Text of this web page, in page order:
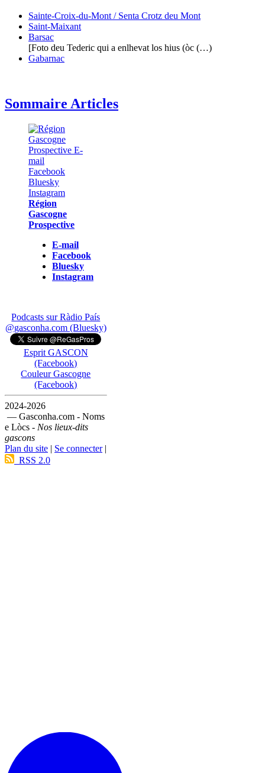
Sainte-Croix-du-Mont / Senta Crotz deu Mont
Saint-Maixant
Barsac
[Foto deu Tederic qui a enlhevat los hius (òc (…)
Gabarnac
Sommaire Articles
Région
Gascogne
Prospective
E-mail
Facebook
Bluesky
Instagram
Podcasts sur Ràdio País
@gasconha.com (Bluesky)
Esprit GASCON
(Facebook)
Couleur Gascogne
(Facebook)
2024-2026
— Gasconha.com - Noms
e Lòcs - Nos lieux-dits
gascons
Plan du site | Se connecter|
RSS 2.0